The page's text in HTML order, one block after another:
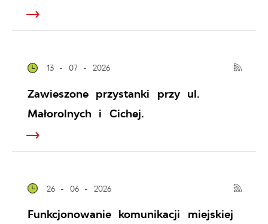
13 - 07 - 2026
Zawieszone przystanki przy ul.
Małorolnych i Cichej.
26 - 06 - 2026
Funkcjonowanie komunikacji miejskiej